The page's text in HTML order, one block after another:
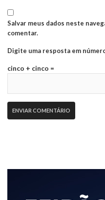
Salvar meus dados neste
comentar.
Digite uma resposta em
cinco + cinco =